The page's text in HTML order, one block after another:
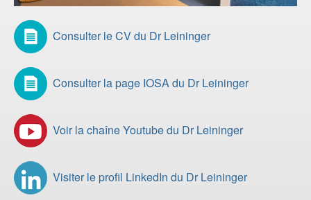
Consulter le CV du Dr Leininger
Consulter la page IOSA du Dr Leininger
Voir la chaîne Youtube du Dr Leininger
Visiter le profil LinkedIn du Dr Leininger